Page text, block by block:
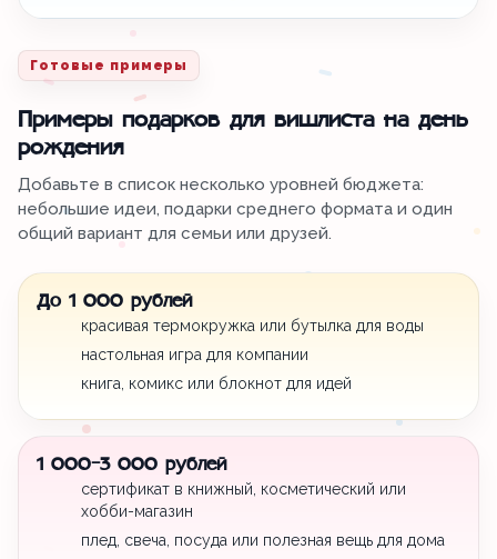
Готовые примеры
Примеры подарков для вишлиста на день
рождения
Добавьте в список несколько уровней бюджета:
небольшие идеи, подарки среднего формата и один
общий вариант для семьи или друзей.
До 1 000 рублей
красивая термокружка или бутылка для воды
настольная игра для компании
книга, комикс или блокнот для идей
1 000-3 000 рублей
сертификат в книжный, косметический или
хобби-магазин
плед, свеча, посуда или полезная вещь для дома